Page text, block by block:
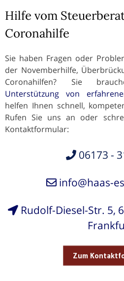
Hilfe vom
Coronahilfe
Sie haben Fragen oder
der Novemberhilfe,
Coronahilfen? Sie
Unterstützung von
helfen Ihnen schnell,
Rufen Sie uns an oder
Kontaktformular:
06173 -
info@haas-
Rudolf-Diesel-Str. 5,
Zum